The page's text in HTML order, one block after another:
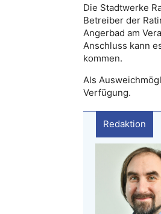
Die Stadtwerke
Betreiber der
Angerbad am
Anschluss kann
kommen.
Als
Verfügung.
Redaktion